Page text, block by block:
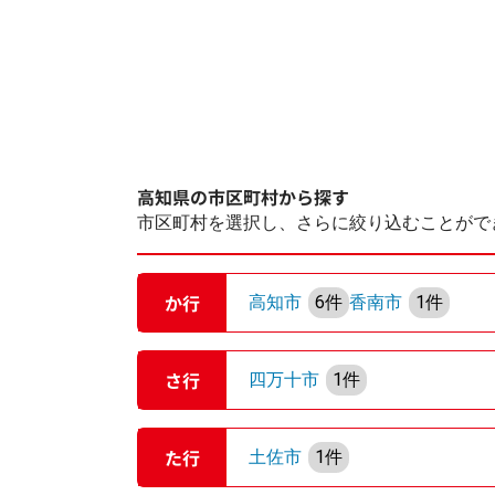
高知県の市区町村から探す
市区町村を選択し、さらに絞り込むことが
か行 高知市 6件 香南市 1件
さ行 四万十市 1件
た行 土佐市 1件